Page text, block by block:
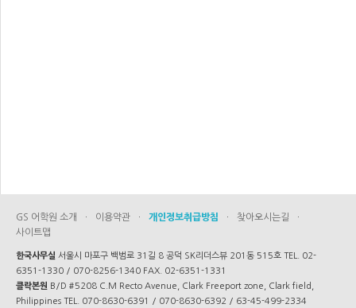
GS 어학원 소개 · 이용약관 · 개인정보취급방침 · 찾아오시는길
·
사이트맵
한국사무실 서울시 마포구 백범로 31길 8 공덕 SK리더스뷰 201동 515호 TEL. 02-
6351-1330 / 070-8256-1340 FAX. 02-6351-1331
클락본원
B/D #5208 C.M Recto Avenue, Clark Freeport zone, Clark field,
Philippines TEL. 070-8630-6391 / 070-8630-6392 / 63-45-499-2334